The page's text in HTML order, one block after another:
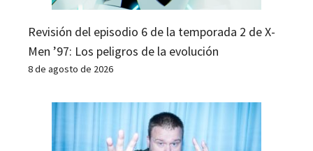
Revisión del episodio 6 de la temporada 2 de X-
Men ’97: Los peligros de la evolución
8 de agosto de 2026